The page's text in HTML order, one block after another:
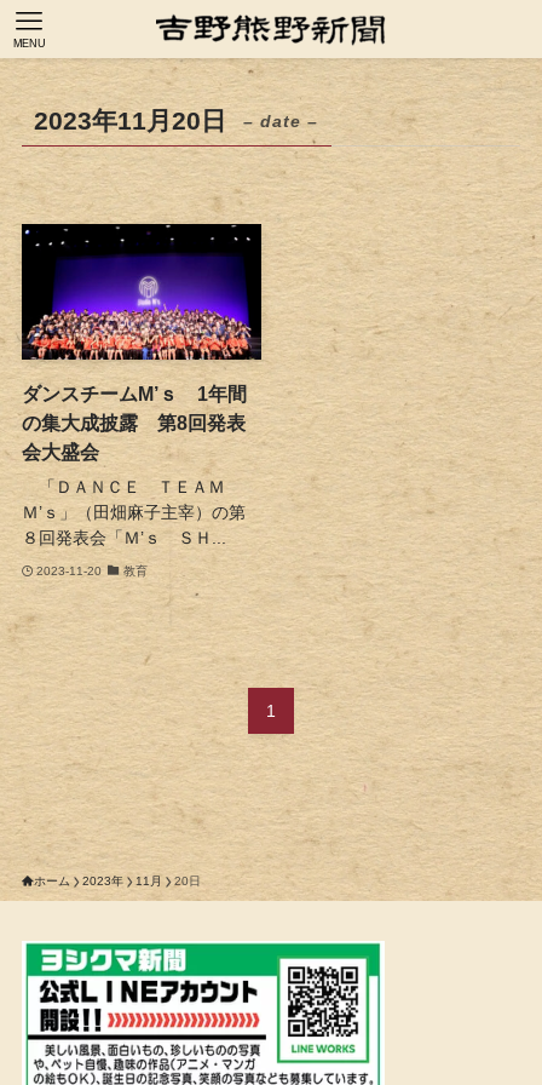
MENU
2023年11月20日 – date –
ダンスチームM’ｓ 1年間
の集大成披露 第8回発表
会大盛会
「ＤＡＮＣＥ ＴＥＡＭ
Ｍ’ｓ」（田畑麻子主宰）の第
８回発表会「Ｍ’ｓ ＳＨ...
2023-11-20 教育
1
ホーム 2023年 11月 20日